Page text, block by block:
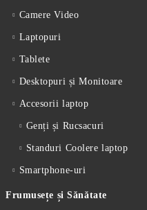
Camere Video
Laptopuri
Tablete
Desktopuri și Monitoare
Accesorii laptop
Genți și Rucsacuri
Standuri Coolere laptop
Smartphone-uri
Frumusețe și Sănătate